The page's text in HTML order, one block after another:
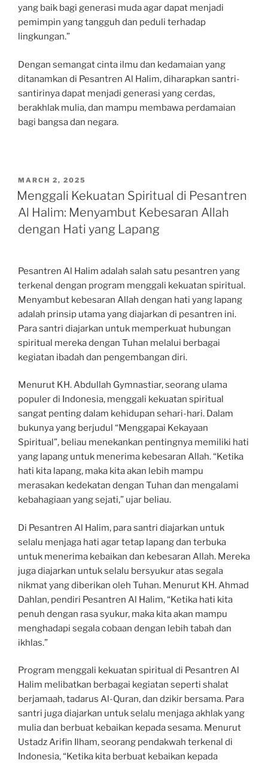
yang baik bagi generasi muda agar dapat menjadi
pemimpin yang tangguh dan peduli terhadap
lingkungan.”
Dengan semangat cinta ilmu dan kedamaian yang
ditanamkan di Pesantren Al Halim, diharapkan santri-
santirinya dapat menjadi generasi yang cerdas,
berakhlak mulia, dan mampu membawa perdamaian
bagi bangsa dan negara.
POSTED
ON
MARCH 2, 2025
Menggali Kekuatan Spiritual di Pesantren
Al Halim: Menyambut Kebesaran Allah
dengan Hati yang Lapang
Pesantren Al Halim adalah salah satu pesantren yang
terkenal dengan program menggali kekuatan spiritual.
Menyambut kebesaran Allah dengan hati yang lapang
adalah prinsip utama yang diajarkan di pesantren ini.
Para santri diajarkan untuk memperkuat hubungan
spiritual mereka dengan Tuhan melalui berbagai
kegiatan ibadah dan pengembangan diri.
Menurut KH. Abdullah Gymnastiar, seorang ulama
populer di Indonesia, menggali kekuatan spiritual
sangat penting dalam kehidupan sehari-hari. Dalam
bukunya yang berjudul “Menggapai Kekayaan
Spiritual”, beliau menekankan pentingnya memiliki hati
yang lapang untuk menerima kebesaran Allah. “Ketika
hati kita lapang, maka kita akan lebih mampu
merasakan kedekatan dengan Tuhan dan mengalami
kebahagiaan yang sejati,” ujar beliau.
Di Pesantren Al Halim, para santri diajarkan untuk
selalu menjaga hati agar tetap lapang dan terbuka
untuk menerima kebaikan dan kebesaran Allah. Mereka
juga diajarkan untuk selalu bersyukur atas segala
nikmat yang diberikan oleh Tuhan. Menurut KH. Ahmad
Dahlan, pendiri Pesantren Al Halim, “Ketika hati kita
penuh dengan rasa syukur, maka kita akan mampu
menghadapi segala cobaan dengan lebih tabah dan
ikhlas.”
Program menggali kekuatan spiritual di Pesantren Al
Halim melibatkan berbagai kegiatan seperti shalat
berjamaah, tadarus Al-Quran, dan dzikir bersama. Para
santri juga diajarkan untuk selalu menjaga akhlak yang
mulia dan berbuat kebaikan kepada sesama. Menurut
Ustadz Arifin Ilham, seorang pendakwah terkenal di
Indonesia, “Ketika kita berbuat kebaikan kepada